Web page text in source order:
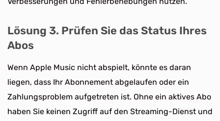
Lösung 3. Prüfen Sie das Status Ihres
Abos
Wenn Apple Music nicht abspielt, könnte es daran
liegen, dass Ihr Abonnement abgelaufen oder ein
Zahlungsproblem aufgetreten ist. Ohne ein aktives Abo
haben Sie keinen Zugriff auf den Streaming-Dienst und